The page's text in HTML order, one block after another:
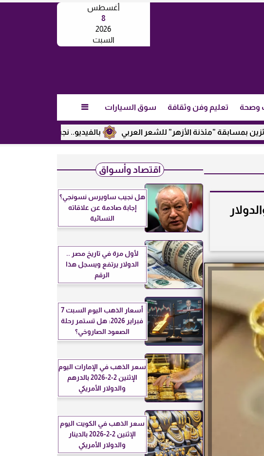
أغسطس
8
2026
السبت
وصحة تعليم وفن وثقافة سوق السيارات 
بالفيديو.. نجيب ساويرس يكشف عن رأيه ”مئذنة الأزهر” للشعر العربي
القطري والدولار
اقتصاد وأسواق
هل نجيب ساويرس نسونجي؟
إجابة صادمة عن علاقاته
النسائية
لأول مرة في تاريخ مصر ..
الدولار يرتفع ويسجل هذا
الرقم
أسعار الذهب اليوم السبت 7
فبراير 2026: هل تستمر رحلة
الصعود الصاروخي؟
سعر الذهب في الإمارات اليوم
الإثنين 2-2-2026 بالدرهم
والدولار الأمريكي
سعر الذهب في الكويت اليوم
الإثنين 2-2-2026 بالدينار
والدولار الأمريكي